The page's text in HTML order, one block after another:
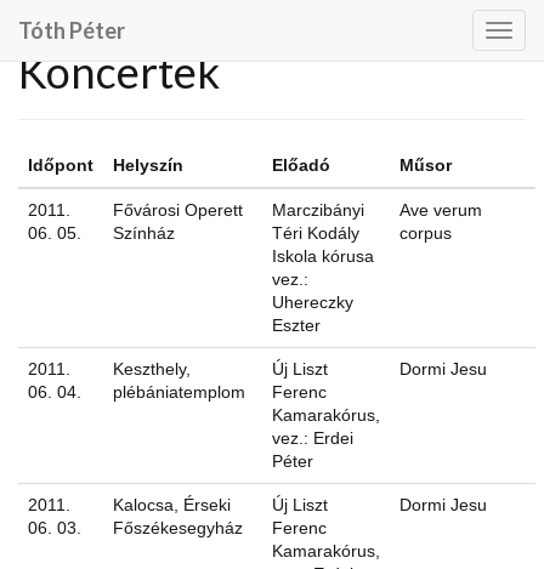
Tóth Péter
Koncertek
Időpont Helyszín Előadó Műsor
2011.
06. 05.
Fővárosi Operett
Színház
Marczibányi
Téri Kodály
Iskola kórusa
vez.:
Uhereczky
Eszter
Ave verum
corpus
2011.
06. 04.
Keszthely,
plébániatemplom
Új Liszt
Ferenc
Kamarakórus,
vez.: Erdei
Péter
Dormi Jesu
2011.
06. 03.
Kalocsa, Érseki
Főszékesegyház
Új Liszt
Ferenc
Kamarakórus,
Dormi Jesu